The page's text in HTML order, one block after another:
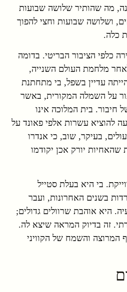
מה שהותיר שלושה שבועות
ושלושה שבועות וחצי להפוך
כלה.
כלפי הציבור הבריטי. בדומה
מלחמת העולם השנייה,
עדיין בשפל, בי מתחתנת
על השמלה המקורית, באשר
חיבור. בית המלוכה אינו
להוציא עשרות אלפי פאונד על
בעיקר, שוב, כי אנדרו
שהאחיות יורק אכן יקודמו
בי היא בעלת סטייל
בשנים האחרונות, ועבר
היא אוהבת שרוולים גדולים;
זה בדיוק המראה שיצא לה.
המרוצה והשמח של הקוויני